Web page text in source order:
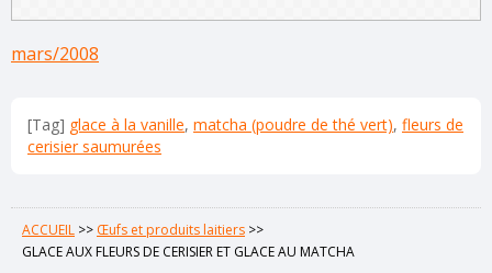
mars/2008
[Tag] glace à la vanille, matcha (poudre de thé vert), fleurs de
cerisier saumurées
ACCUEIL >> Œufs et produits laitiers >>
GLACE AUX FLEURS DE CERISIER ET GLACE AU MATCHA